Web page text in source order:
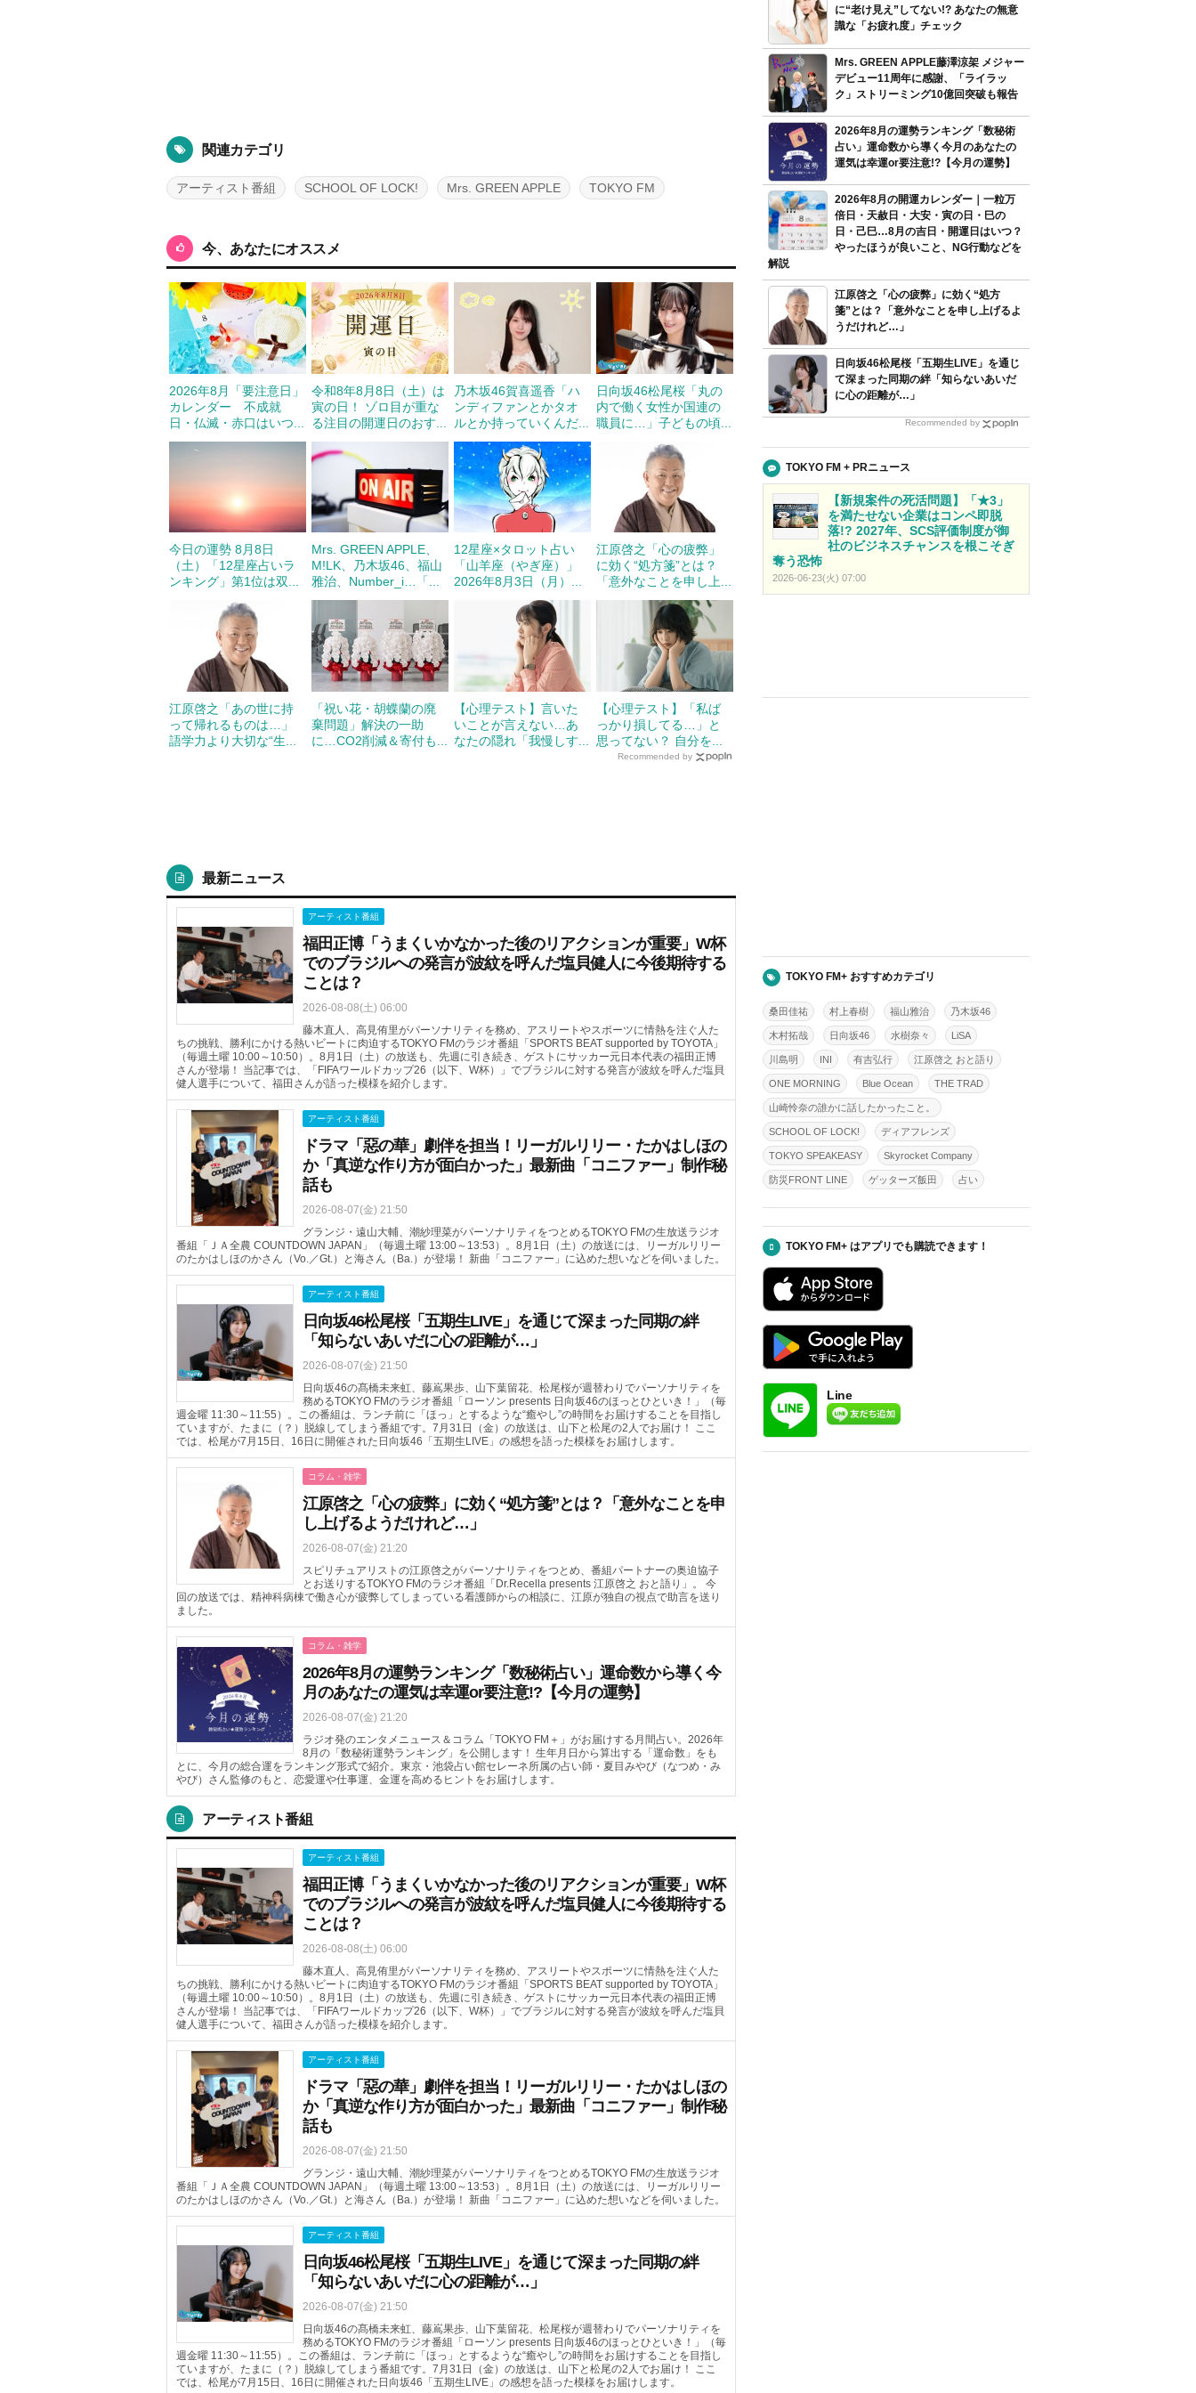
関連カテゴリ
アーティスト番組 SCHOOL OF LOCK! Mrs. GREEN APPLE TOKYO FM
今、あなたにオススメ
2026年8月「要注意日」
カレンダー 不成就
日・仏滅・赤口はいつ...
令和8年8月8日（土）は
寅の日！ ゾロ目が重な
る注目の開運日のおす...
乃木坂46賀喜遥香「ハ
ンディファンとかタオ
ルとか持っていくんだ...
日向坂46松尾桜「丸の
内で働く女性か国連の
職員に…」子どもの頃...
今日の運勢 8月8日
（土）「12星座占いラ
ンキング」第1位は双...
Mrs. GREEN APPLE、
M!LK、乃木坂46、福山
雅治、Number_i…「...
12星座×タロット占い
「山羊座（やぎ座）」
2026年8月3日（月）...
江原啓之「心の疲弊」
に効く“処方箋”とは？
「意外なことを申し上...
江原啓之「あの世に持
って帰れるものは…」
語学力より大切な“生...
「祝い花・胡蝶蘭の廃
棄問題」解決の一助
に…CO2削減＆寄付も...
【心理テスト】言いた
いことが言えない…あ
なたの隠れ「我慢しす...
【心理テスト】「私ば
っかり損してる…」と
思ってない？ 自分を...
Recommended by
最新ニュース
アーティスト番組
福田正博「うまくいかなかった後のリアクションが重要」W杯
でのブラジルへの発言が波紋を呼んだ塩貝健人に今後期待する
ことは？
2026-08-08(土) 06:00
藤木直人、高見侑里がパーソナリティを務め、アスリートやスポーツに情熱を注ぐ人た
ちの挑戦、勝利にかける熱いビートに肉迫するTOKYO FMのラジオ番組「SPORTS BEAT supported by TOYOTA」
（毎週土曜 10:00～10:50）。8月1日（土）の放送も、先週に引き続き、ゲストにサッカー元日本代表の福田正博
さんが登場！ 当記事では、「FIFAワールドカップ26（以下、W杯）」でブラジルに対する発言が波紋を呼んだ塩貝
健人選手について、福田さんが語った模様を紹介します。
アーティスト番組
ドラマ「惡の華」劇伴を担当！リーガルリリー・たかはしほの
か「真逆な作り方が面白かった」最新曲「コニファー」制作秘
話も
2026-08-07(金) 21:50
グランジ・遠山大輔、潮紗理菜がパーソナリティをつとめるTOKYO FMの生放送ラジオ
番組「ＪＡ全農 COUNTDOWN JAPAN」（毎週土曜 13:00～13:53）。8月1日（土）の放送には、リーガルリリー
のたかはしほのかさん（Vo.／Gt.）と海さん（Ba.）が登場！ 新曲「コニファー」に込めた想いなどを伺いました。
アーティスト番組
日向坂46松尾桜「五期生LIVE」を通じて深まった同期の絆
「知らないあいだに心の距離が…」
2026-08-07(金) 21:50
日向坂46の髙橋未来虹、藤嶌果歩、山下葉留花、松尾桜が週替わりでパーソナリティを
務めるTOKYO FMのラジオ番組「ローソン presents 日向坂46のほっとひといき！」（毎
週金曜 11:30～11:55）。この番組は、ランチ前に「ほっ」とするような“癒やし”の時間をお届けすることを目指し
ていますが、たまに（？）脱線してしまう番組です。7月31日（金）の放送は、山下と松尾の2人でお届け！ ここ
では、松尾が7月15日、16日に開催された日向坂46「五期生LIVE」の感想を語った模様をお届けします。
コラム・雑学
江原啓之「心の疲弊」に効く“処方箋”とは？「意外なことを申
し上げるようだけれど…」
2026-08-07(金) 21:20
スピリチュアリストの江原啓之がパーソナリティをつとめ、番組パートナーの奥迫協子
とお送りするTOKYO FMのラジオ番組「Dr.Recella presents 江原啓之 おと語り」。 今
回の放送では、精神科病棟で働き心が疲弊してしまっている看護師からの相談に、江原が独自の視点で助言を送り
ました。
コラム・雑学
2026年8月の運勢ランキング「数秘術占い」運命数から導く今
月のあなたの運気は幸運or要注意!?【今月の運勢】
2026-08-07(金) 21:20
ラジオ発のエンタメニュース＆コラム「TOKYO FM＋」がお届けする月間占い。2026年
8月の「数秘術運勢ランキング」を公開します！ 生年月日から算出する「運命数」をも
とに、今月の総合運をランキング形式で紹介。東京・池袋占い館セレーネ所属の占い師・夏目みやび（なつめ・み
やび）さん監修のもと、恋愛運や仕事運、金運を高めるヒントをお届けします。
アーティスト番組
アーティスト番組
福田正博「うまくいかなかった後のリアクションが重要」W杯
でのブラジルへの発言が波紋を呼んだ塩貝健人に今後期待する
ことは？
2026-08-08(土) 06:00
藤木直人、高見侑里がパーソナリティを務め、アスリートやスポーツに情熱を注ぐ人た
ちの挑戦、勝利にかける熱いビートに肉迫するTOKYO FMのラジオ番組「SPORTS BEAT supported by TOYOTA」
（毎週土曜 10:00～10:50）。8月1日（土）の放送も、先週に引き続き、ゲストにサッカー元日本代表の福田正博
さんが登場！ 当記事では、「FIFAワールドカップ26（以下、W杯）」でブラジルに対する発言が波紋を呼んだ塩貝
健人選手について、福田さんが語った模様を紹介します。
アーティスト番組
ドラマ「惡の華」劇伴を担当！リーガルリリー・たかはしほの
か「真逆な作り方が面白かった」最新曲「コニファー」制作秘
話も
2026-08-07(金) 21:50
グランジ・遠山大輔、潮紗理菜がパーソナリティをつとめるTOKYO FMの生放送ラジオ
番組「ＪＡ全農 COUNTDOWN JAPAN」（毎週土曜 13:00～13:53）。8月1日（土）の放送には、リーガルリリー
のたかはしほのかさん（Vo.／Gt.）と海さん（Ba.）が登場！ 新曲「コニファー」に込めた想いなどを伺いました。
アーティスト番組
日向坂46松尾桜「五期生LIVE」を通じて深まった同期の絆
「知らないあいだに心の距離が…」
2026-08-07(金) 21:50
日向坂46の髙橋未来虹、藤嶌果歩、山下葉留花、松尾桜が週替わりでパーソナリティを
務めるTOKYO FMのラジオ番組「ローソン presents 日向坂46のほっとひといき！」（毎
週金曜 11:30～11:55）。この番組は、ランチ前に「ほっ」とするような“癒やし”の時間をお届けすることを目指し
ていますが、たまに（？）脱線してしまう番組です。7月31日（金）の放送は、山下と松尾の2人でお届け！ ここ
では、松尾が7月15日、16日に開催された日向坂46「五期生LIVE」の感想を語った模様をお届けします。
に“老け見え”してない!? あなたの無意
識な「お疲れ度」チェック
Mrs. GREEN APPLE藤澤涼架 メジャー
デビュー11周年に感謝、「ライラッ
ク」ストリーミング10億回突破も報告
2026年8月の運勢ランキング「数秘術
占い」運命数から導く今月のあなたの
運気は幸運or要注意!?【今月の運勢】
2026年8月の開運カレンダー｜一粒万
倍日・天赦日・大安・寅の日・巳の
日・己巳…8月の吉日・開運日はいつ？
やったほうが良いこと、NG行動などを
解説
江原啓之「心の疲弊」に効く“処方
箋”とは？「意外なことを申し上げるよ
うだけれど…」
日向坂46松尾桜「五期生LIVE」を通じ
て深まった同期の絆「知らないあいだ
に心の距離が…」
Recommended by
TOKYO FM + PRニュース
【新規案件の死活問題】「★3」
を満たせない企業はコンペ即脱
落!? 2027年、SCS評価制度が御
社のビジネスチャンスを根こそぎ
奪う恐怖
2026-06-23(火) 07:00
TOKYO FM+ おすすめカテゴリ
桑田佳祐 村上春樹 福山雅治 乃木坂46
木村拓哉 日向坂46 水樹奈々 LiSA
川島明 INI 有吉弘行 江原啓之 おと語り
ONE MORNING Blue Ocean THE TRAD
山崎怜奈の誰かに話したかったこと。
SCHOOL OF LOCK! ディアフレンズ
TOKYO SPEAKEASY Skyrocket Company
防災FRONT LINE ゲッターズ飯田 占い
TOKYO FM+ はアプリでも購読できます！
Line